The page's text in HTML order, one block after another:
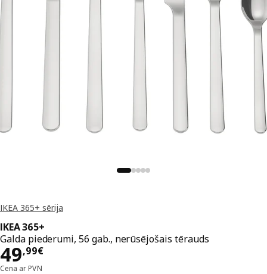
IKEA 365+ sērija
IKEA 365+
Galda piederumi, 56 gab., nerūsējošais tērauds
49,99€
Cena 49,99€
Cena ar PVN